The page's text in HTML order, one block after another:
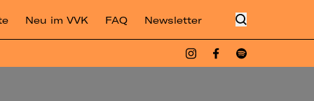
Neu im VVK FAQ Newsletter